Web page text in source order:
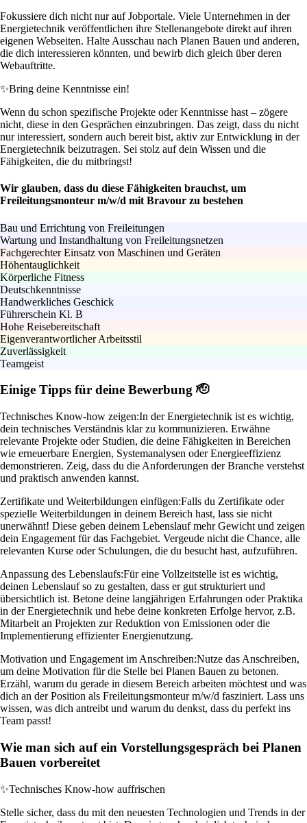
Fokussiere dich nicht nur auf Jobportale. Viele Unternehmen in der
Energietechnik veröffentlichen ihre Stellenangebote direkt auf ihren
eigenen Webseiten. Halte Ausschau nach Planen Bauen und anderen,
die dich interessieren könnten, und bewirb dich gleich über deren
Webauftritte.
✨Bring deine Kenntnisse ein!
Wenn du schon spezifische Projekte oder Kenntnisse hast – zögere
nicht, diese in den Gesprächen einzubringen. Das zeigt, dass du nicht
nur interessiert, sondern auch bereit bist, aktiv zur Entwicklung in der
Energietechnik beizutragen. Sei stolz auf dein Wissen und die
Fähigkeiten, die du mitbringst!
Wir glauben, dass du diese Fähigkeiten brauchst, um
Freileitungsmonteur m/w/d mit Bravour zu bestehen
Bau und Errichtung von Freileitungen
Wartung und Instandhaltung von Freileitungsnetzen
Fachgerechter Einsatz von Maschinen und Geräten
Höhentauglichkeit
Körperliche Fitness
Deutschkenntnisse
Handwerkliches Geschick
Führerschein Kl. B
Hohe Reisebereitschaft
Eigenverantwortlicher Arbeitsstil
Zuverlässigkeit
Teamgeist
Einige Tipps für deine Bewerbung 🫡
Technisches Know-how zeigen:In der Energietechnik ist es wichtig,
dein technisches Verständnis klar zu kommunizieren. Erwähne
relevante Projekte oder Studien, die deine Fähigkeiten in Bereichen
wie erneuerbare Energien, Systemanalysen oder Energieeffizienz
demonstrieren. Zeig, dass du die Anforderungen der Branche verstehst
und praktisch anwenden kannst.
Zertifikate und Weiterbildungen einfügen:Falls du Zertifikate oder
spezielle Weiterbildungen in deinem Bereich hast, lass sie nicht
unerwähnt! Diese geben deinem Lebenslauf mehr Gewicht und zeigen
dein Engagement für das Fachgebiet. Vergeude nicht die Chance, alle
relevanten Kurse oder Schulungen, die du besucht hast, aufzuführen.
Anpassung des Lebenslaufs:Für eine Vollzeitstelle ist es wichtig,
deinen Lebenslauf so zu gestalten, dass er gut strukturiert und
übersichtlich ist. Betone deine langjährigen Erfahrungen oder Praktika
in der Energietechnik und hebe deine konkreten Erfolge hervor, z.B.
Mitarbeit an Projekten zur Reduktion von Emissionen oder die
Implementierung effizienter Energienutzung.
Motivation und Engagement im Anschreiben:Nutze das Anschreiben,
um deine Motivation für die Stelle bei Planen Bauen zu betonen.
Erzähl, warum du gerade in diesem Bereich arbeiten möchtest und was
dich an der Position als Freileitungsmonteur m/w/d fasziniert. Lass uns
wissen, was dich antreibt und warum du denkst, dass du perfekt ins
Team passt!
Wie man sich auf ein Vorstellungsgespräch bei Planen
Bauen vorbereitet
✨Technisches Know-how auffrischen
Stelle sicher, dass du mit den neuesten Technologien und Trends in der